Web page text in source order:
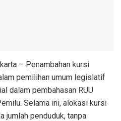
– Penambahan kursi
pemilihan umum legislatif
dalam pembahasan RUU
Selama ini, alokasi kursi
jumlah penduduk, tanpa